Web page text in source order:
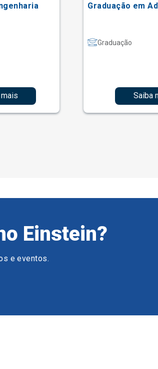
Graduação em
Graduação
Saiba
Einstein?
e eventos.